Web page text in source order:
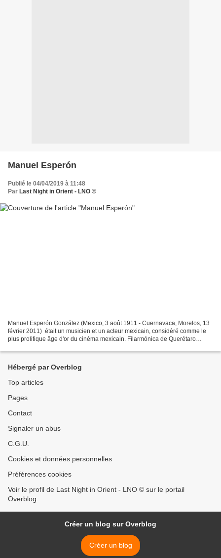
Manuel Esperón
Publié le 04/04/2019 à 11:48
Par Last Night in Orient - LNO ©
Manuel Esperón González (Mexico, 3 août 1911 - Cuernavaca, Morelos, 13
février 2011) était un musicien et un acteur mexicain, considéré comme le
plus prolifique âge d'or du cinéma mexicain. Filarmónica de Querétaro
Hébergé par Overblog
Top articles
Pages
Contact
Signaler un abus
C.G.U.
Cookies et données personnelles
Préférences cookies
Voir le profil de Last Night in Orient - LNO © sur le portail
Overblog
Créer un blog sur Overblog
Créer un blog